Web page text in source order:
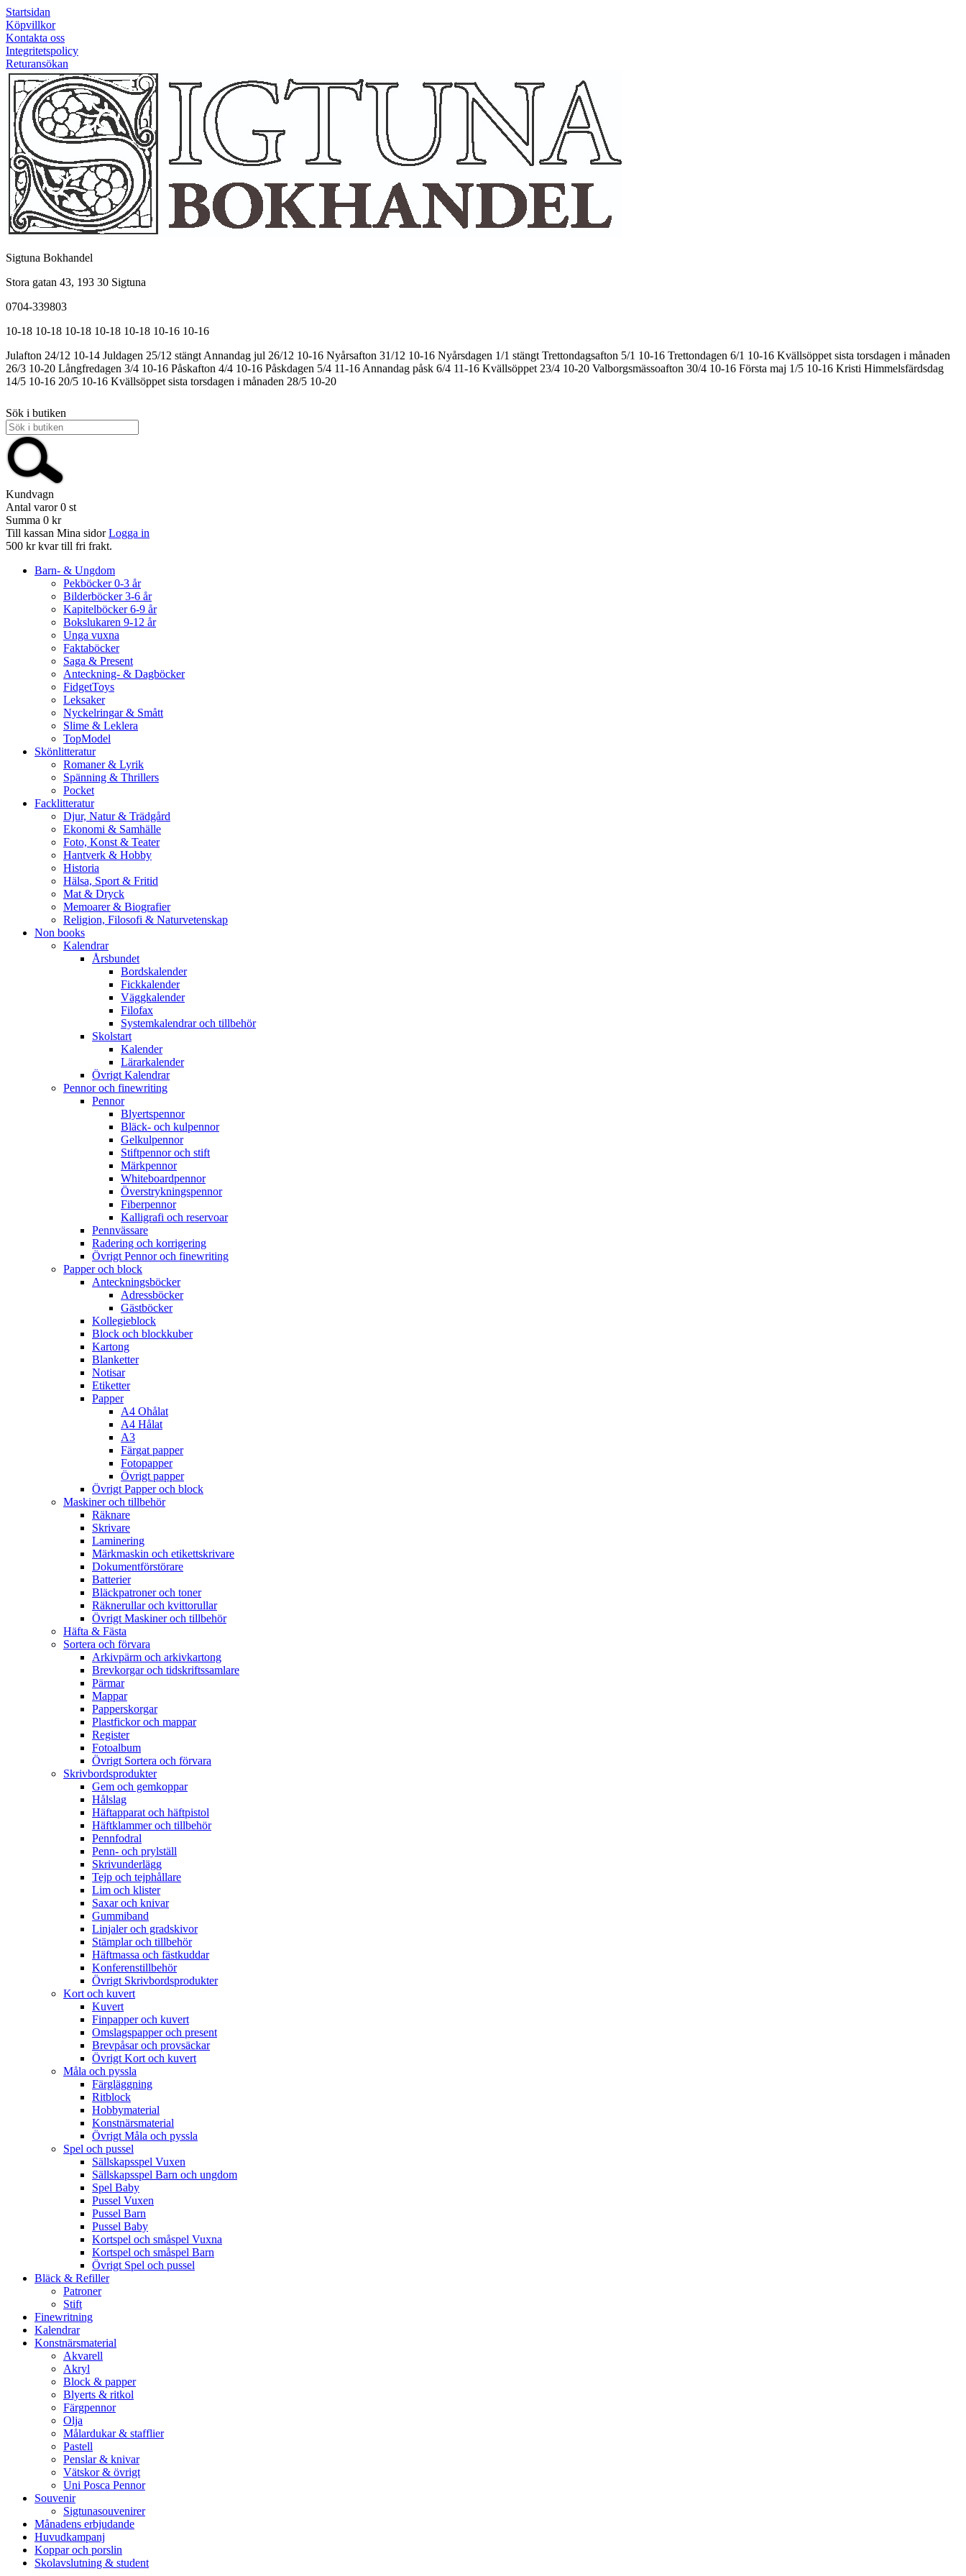
Startsidan
Köpvillkor
Kontakta oss
Integritetspolicy
Returansökan
Sigtuna Bokhandel
Stora gatan 43, 193 30 Sigtuna
0704-339803
10-18 10-18 10-18 10-18 10-18 10-16 10-16
Julafton 24/12 10-14 Juldagen 25/12 stängt Annandag jul 26/12 10-16 Nyårsafton 31/12 10-16 Nyårsdagen 1/1 stängt Trettondagsafton 5/1 10-16 Trettondagen 6/1 10-16 Kvällsöppet sista torsdagen i månaden
26/3 10-20 Långfredagen 3/4 10-16 Påskafton 4/4 10-16 Påskdagen 5/4 11-16 Annandag påsk 6/4 11-16 Kvällsöppet 23/4 10-20 Valborgsmässoafton 30/4 10-16 Första maj 1/5 10-16 Kristi Himmelsfärdsdag
14/5 10-16 20/5 10-16 Kvällsöppet sista torsdagen i månaden 28/5 10-20
Sök i butiken
Kundvagn
Antal varor 0 st
Summa 0 kr
Till kassan Mina sidor Logga in
500 kr kvar till fri frakt.
Barn- & Ungdom
Pekböcker 0-3 år
Bilderböcker 3-6 år
Kapitelböcker 6-9 år
Bokslukaren 9-12 år
Unga vuxna
Faktaböcker
Saga & Present
Anteckning- & Dagböcker
FidgetToys
Leksaker
Nyckelringar & Smått
Slime & Leklera
TopModel
Skönlitteratur
Romaner & Lyrik
Spänning & Thrillers
Pocket
Facklitteratur
Djur, Natur & Trädgård
Ekonomi & Samhälle
Foto, Konst & Teater
Hantverk & Hobby
Historia
Hälsa, Sport & Fritid
Mat & Dryck
Memoarer & Biografier
Religion, Filosofi & Naturvetenskap
Non books
Kalendrar
Årsbundet
Bordskalender
Fickkalender
Väggkalender
Filofax
Systemkalendrar och tillbehör
Skolstart
Kalender
Lärarkalender
Övrigt Kalendrar
Pennor och finewriting
Pennor
Blyertspennor
Bläck- och kulpennor
Gelkulpennor
Stiftpennor och stift
Märkpennor
Whiteboardpennor
Överstrykningspennor
Fiberpennor
Kalligrafi och reservoar
Pennvässare
Radering och korrigering
Övrigt Pennor och finewriting
Papper och block
Anteckningsböcker
Adressböcker
Gästböcker
Kollegieblock
Block och blockkuber
Kartong
Blanketter
Notisar
Etiketter
Papper
A4 Ohålat
A4 Hålat
A3
Färgat papper
Fotopapper
Övrigt papper
Övrigt Papper och block
Maskiner och tillbehör
Räknare
Skrivare
Laminering
Märkmaskin och etikettskrivare
Dokumentförstörare
Batterier
Bläckpatroner och toner
Räknerullar och kvittorullar
Övrigt Maskiner och tillbehör
Häfta & Fästa
Sortera och förvara
Arkivpärm och arkivkartong
Brevkorgar och tidskriftssamlare
Pärmar
Mappar
Papperskorgar
Plastfickor och mappar
Register
Fotoalbum
Övrigt Sortera och förvara
Skrivbordsprodukter
Gem och gemkoppar
Hålslag
Häftapparat och häftpistol
Häftklammer och tillbehör
Pennfodral
Penn- och prylställ
Skrivunderlägg
Tejp och tejphållare
Lim och klister
Saxar och knivar
Gummiband
Linjaler och gradskivor
Stämplar och tillbehör
Häftmassa och fästkuddar
Konferenstillbehör
Övrigt Skrivbordsprodukter
Kort och kuvert
Kuvert
Finpapper och kuvert
Omslagspapper och present
Brevpåsar och provsäckar
Övrigt Kort och kuvert
Måla och pyssla
Färgläggning
Ritblock
Hobbymaterial
Konstnärsmaterial
Övrigt Måla och pyssla
Spel och pussel
Sällskapsspel Vuxen
Sällskapsspel Barn och ungdom
Spel Baby
Pussel Vuxen
Pussel Barn
Pussel Baby
Kortspel och småspel Vuxna
Kortspel och småspel Barn
Övrigt Spel och pussel
Bläck & Refiller
Patroner
Stift
Finewritning
Kalendrar
Konstnärsmaterial
Akvarell
Akryl
Block & papper
Blyerts & ritkol
Färgpennor
Olja
Målardukar & stafflier
Pastell
Penslar & knivar
Vätskor & övrigt
Uni Posca Pennor
Souvenir
Sigtunasouvenirer
Månadens erbjudande
Huvudkampanj
Koppar och porslin
Skolavslutning & student